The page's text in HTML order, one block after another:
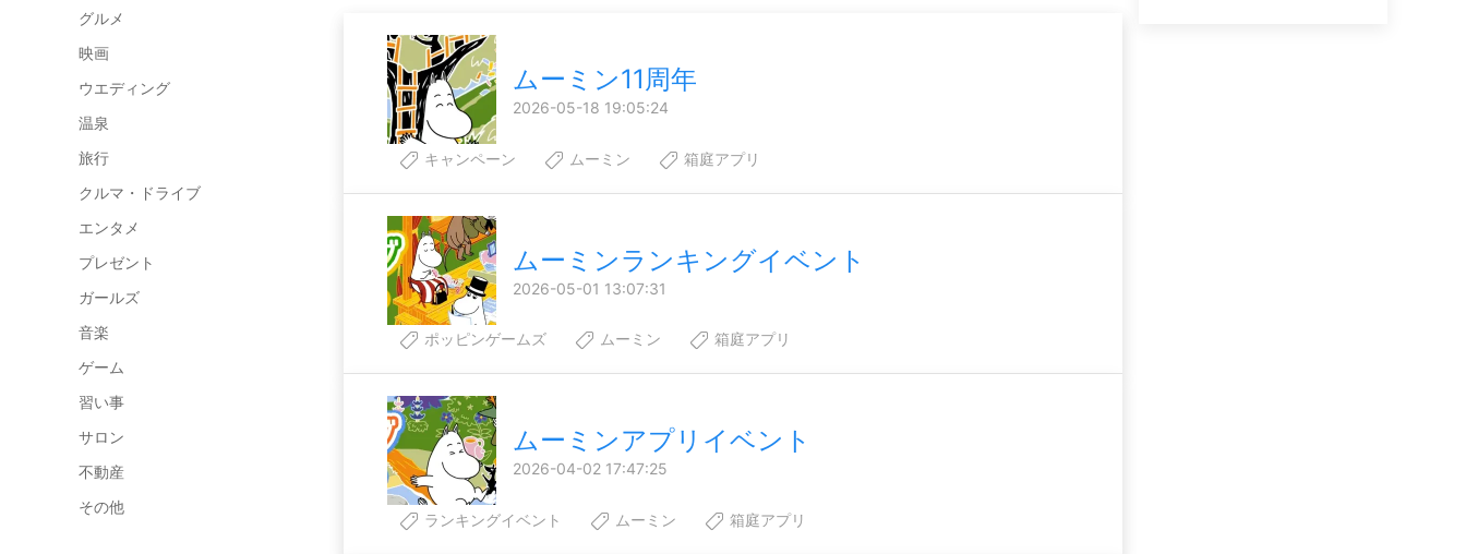
グルメ
映画
ウエディング
温泉
旅行
クルマ・ドライブ
エンタメ
プレゼント
ガールズ
音楽
ゲーム
習い事
サロン
不動産
その他
ムーミン11周年
2026-05-18 19:05:24
キャンペーン ムーミン 箱庭アプリ
ムーミンランキングイベント
2026-05-01 13:07:31
ポッピンゲームズ ムーミン 箱庭アプリ
ムーミンアプリイベント
2026-04-02 17:47:25
ランキングイベント ムーミン 箱庭アプリ